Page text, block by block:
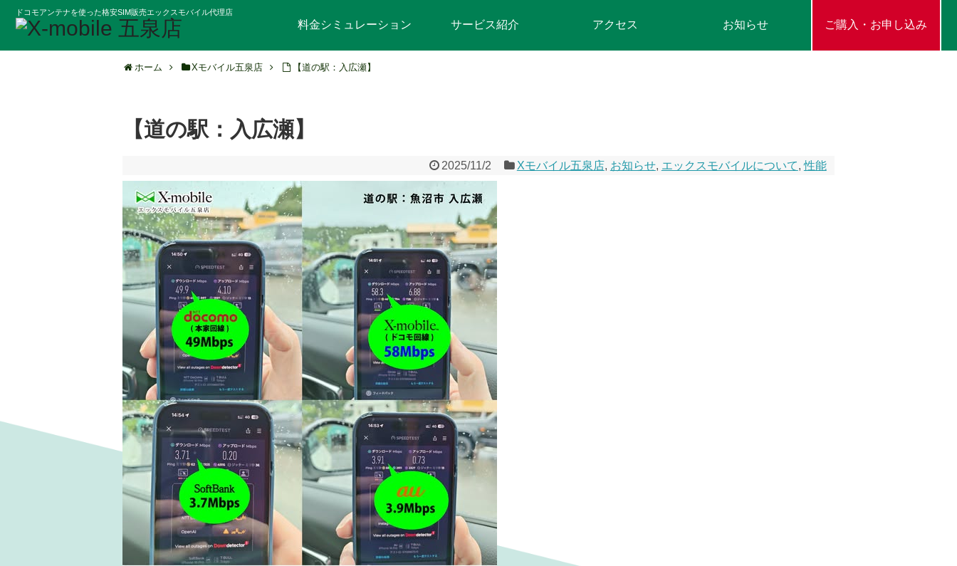
ドコモアンテナを使った格安SIM販売エックスモバイル代理店
料金シミュレーション サービス紹介 アクセス お知らせ ご購入・お申し込み
ホーム Xモバイル五泉店 【道の駅：入広瀬】
【道の駅：入広瀬】
2025/11/2 Xモバイル五泉店, お知らせ, エックスモバイルについて,性能